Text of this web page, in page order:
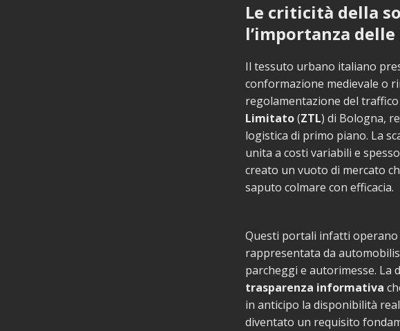
Le criticità della
l’importanza
Il tessuto urbano italiano
conformazione medievale o
regolamentazione del
Limitato(ZTL) di Bologna,
logistica di primo piano. La
unita a costi variabili e
creato un vuoto di mercato
saputo colmare con efficacia.
Questi portali infatti operano
rappresentata da
parcheggi e autorimesse. La
trasparenza informativa
in anticipo la disponibilità
diventato un requisito